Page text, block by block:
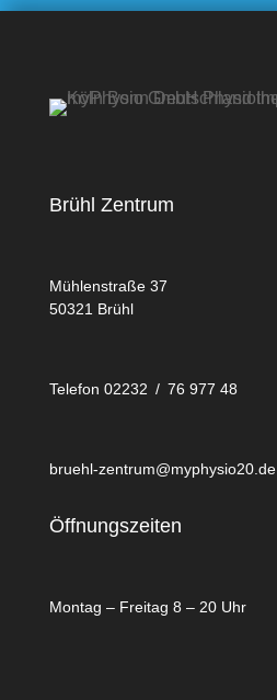
Brühl Zentrum
Mühlenstraße 37
50321 Brühl
Telefon 02232 / 76 977 48
bruehl-zentrum@myphysio20.de
Öffnungszeiten
Montag – Freitag 8 – 20 Uhr